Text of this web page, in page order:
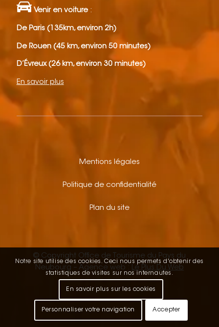
Venir en voiture:
De Paris (135km, environ 2h)
De Rouen (45 km, environ 50 minutes)
D’Évreux (26 km, environ 30 minutes)
En savoir plus
Mentions légales
Politique de confidentialité
Plan du site
© Copyright Office de Tourisme du Pays du
Neubourg – Agence web : Le Plus Du Web
Notre site utilise des cookies. Ceci nous permets d'obtenir des
statistiques de visites sur nos internautes.
En savoir plus sur les cookies
Personnaliser votre navigation Accepter